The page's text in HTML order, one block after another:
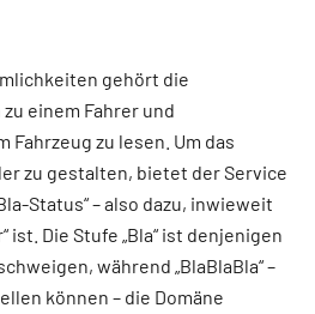
gehört die
einem Fahrer und
Fahrzeug zu lesen. Um das
zu gestalten, bietet der Service
Status“ – also dazu, inwieweit
ist. Die Stufe „Bla“ ist denjenigen
während „BlaBlaBla“ –
können – die Domäne